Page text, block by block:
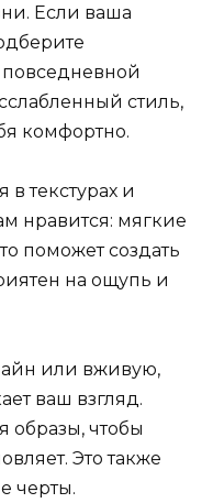
Если ваша
стиль,
комфортно.
текстурах и
нравится: мягкие
поможет создать
на ощупь и
или вживую,
ваш взгляд.
образы, чтобы
Это также
черты.